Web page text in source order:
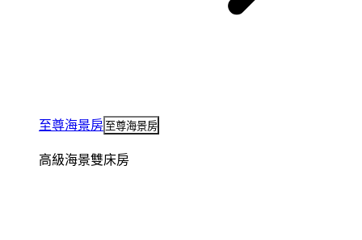
至尊海景房 至尊海景房
高級海景雙床房